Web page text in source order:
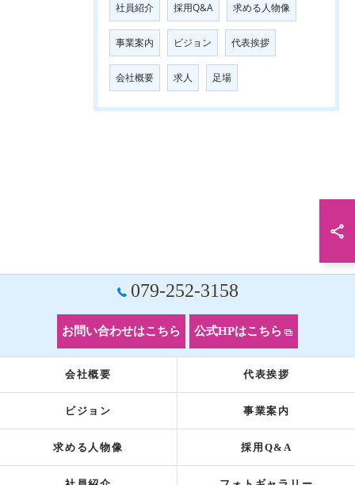
社員紹介 採用Q&A 求める人物像
事業案内 ビジョン 代表挨拶
会社概要 求人 足場
079-252-3158
お問い合わせはこちら 公式HPはこちら
会社概要 代表挨拶
ビジョン 事業案内
求める人物像 採用Q&A